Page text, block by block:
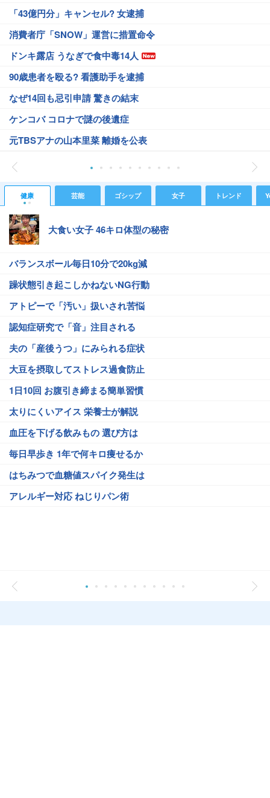
「43億円分」キャンセル? 女逮捕
消費者庁「SNOW」運営に措置命令
ドンキ露店 うなぎで食中毒14人
90歳患者を殴る? 看護助手を逮捕
なぜ14回も忌引申請 驚きの結末
ケンコバ コロナで謎の後遺症
元TBSアナの山本里菜 離婚を公表
健康 芸能 ゴシップ 女子 トレンド
大食い女子 46キロ体型の秘密
バランスボール毎日10分で20kg減
躁状態引き起こしかねないNG行動
アトピーで「汚い」扱いされ苦悩
認知症研究で「音」注目される
夫の「産後うつ」にみられる症状
大豆を摂取してストレス過食防止
1日10回 お腹引き締まる簡単習慣
太りにくいアイス 栄養士が解説
血圧を下げる飲みもの 選び方は
毎日早歩き 1年で何キロ痩せるか
はちみつで血糖値スパイク発生は
アレルギー対応 ねじりパン術